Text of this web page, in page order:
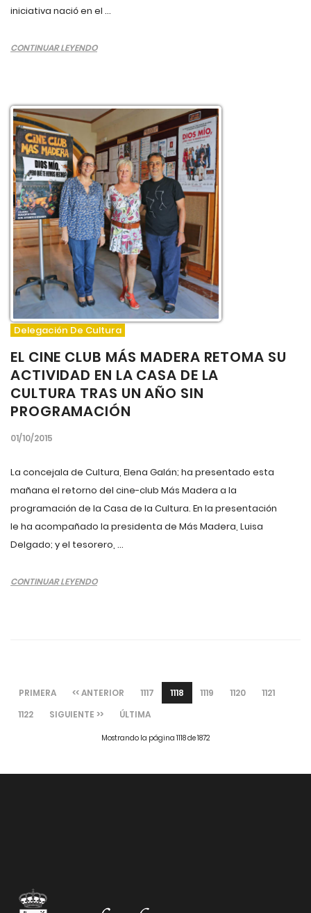
iniciativa nació en el ...
CONTINUAR LEYENDO
Delegación De Cultura
EL CINE CLUB MÁS MADERA RETOMA SU
ACTIVIDAD EN LA CASA DE LA
CULTURA TRAS UN AÑO SIN
PROGRAMACIÓN
01/10/2015
La concejala de Cultura, Elena Galán; ha presentado esta
mañana el retorno del cine-club Más Madera a la
programación de la Casa de la Cultura. En la presentación
le ha acompañado la presidenta de Más Madera, Luisa
Delgado; y el tesorero, ...
CONTINUAR LEYENDO
PRIMERA << ANTERIOR 1117 1118 1119 1120
1121
1122
SIGUIENTE >> ÚLTIMA
Mostrando la página 1118 de 1872